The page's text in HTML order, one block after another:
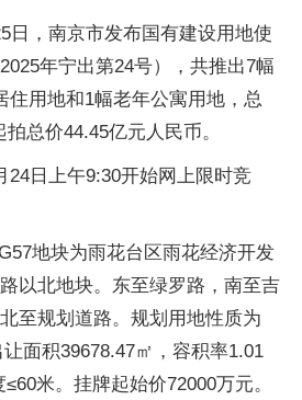
日，南京市发布国有建设用地使
年宁出第24号），共推出7幅
住用地和1幅老年公寓用地，总
总价44.45亿元人民币。
24日上午9:30开始网上限时竞
地块为雨花台区雨花经济开发
以北地块。东至绿罗路，南至吉
至规划道路。规划用地性质为
面积39678.47㎡，容积率1.01
米。挂牌起始价72000万元。